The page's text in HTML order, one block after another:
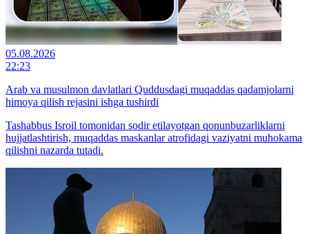
05.08.2026
22:23
Arab va musulmon davlatlari Quddusdagi muqaddas qadamjolarni
himoya qilish rejasini ishga tushirdi
Tashabbus Isroil tomonidan sodir etilayotgan qonunbuzarliklarni
hujjatlashtirish, muqaddas maskanlar atrofidagi vaziyatni muhokama
qilishni nazarda tutadi.